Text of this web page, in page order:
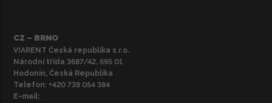
CZ – BRNO
VIARENT Česká republika s.r.o.
Národní třída 3687/42, 695 01
Hodonín, Česká Republika
Telefon: +420 739 054 384
E-mail: